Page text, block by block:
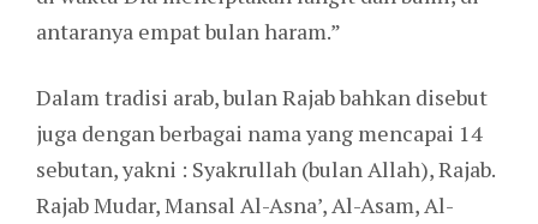
antaranya empat bulan haram.”
Dalam tradisi arab, bulan Rajab bahkan disebut
juga dengan berbagai nama yang mencapai 14
sebutan, yakni : Syakrullah (bulan Allah), Rajab.
Rajab Mudar, Mansal Al-Asna’, Al-Asam, Al-